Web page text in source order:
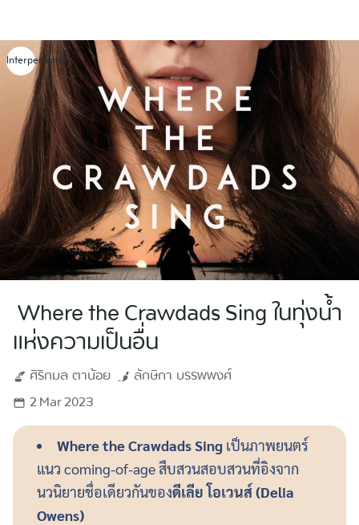
content
Interpersonal
Where the Crawdads Sing ในทุ่งน้ำ
แห่งความเป็นอื่น
ศิริกมลตาน้อย ลักษิกา บรรพพงศ์
2 Mar 2023
Where the Crawdads Sing เป็นภาพยนตร์
แนว coming-of-age สืบสวนสอบสวนที่อิงจาก
นวนิยายชื่อเดียวกันของดีเลีย โอเวนส์ (Delia
Owens)